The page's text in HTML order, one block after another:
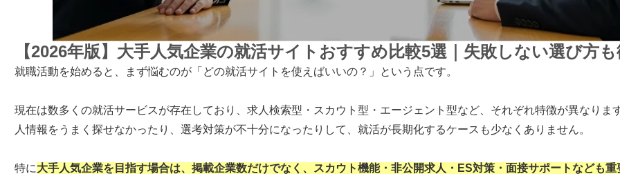
【2026年版】大手人気企業の就活サイトおすすめ比較5選｜失敗しない選び方
就職活動を始めると、まず悩むのが「どの就活サイトを使えばいいの？」という点です。
現在は数多くの就活サービスが存在しており、求人検索型・スカウト型・エージェント型など、それぞれ特徴が異なり
人情報をうまく探せなかったり、選考対策が不十分になったりして、就活が長期化するケースも少なくありません。
特に大手人気企業を目指す場合は、掲載企業数だけでなく、スカウト機能・非公開求人・ES対策・面接サポートなども